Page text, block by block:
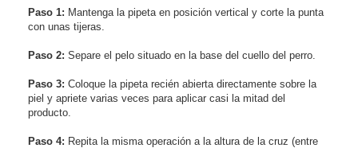
Paso 1: Mantenga la pipeta en posición vertical y corte la punta
con unas tijeras.
Paso 2: Separe el pelo situado en la base del cuello del perro.
Paso 3: Coloque la pipeta recién abierta directamente sobre la
piel y apriete varias veces para aplicar casi la mitad del
producto.
Paso 4: Repita la misma operación a la altura de la cruz (entre